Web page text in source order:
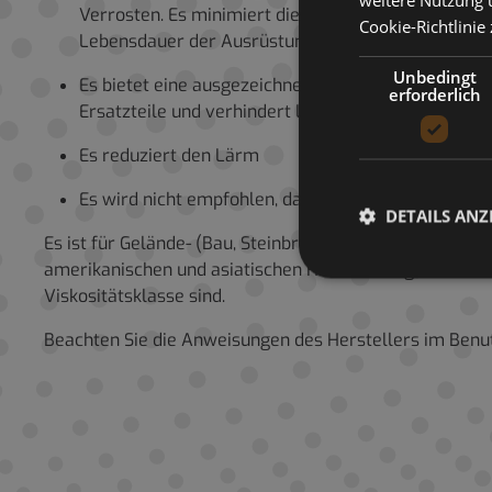
Verrosten. Es minimiert die Bildung von
Lebensdauer der Ausrüstung
Es bietet eine ausgezeichnete Kompatibilität mit
Ersatzteile und verhindert Leckagen
Es reduziert den Lärm
Es wird nicht empfohlen, das Öl mit anderen
Es ist für Gelände- (Bau, Steinbruch, Bergbau,
amerikanischen und asiatischen Herstellern gebaut
Viskositätsklasse sind.
Beachten Sie die Anweisungen des Herstellers im
Cookie-Richtlinie
Unbedingt
erforderlich
DETAILS